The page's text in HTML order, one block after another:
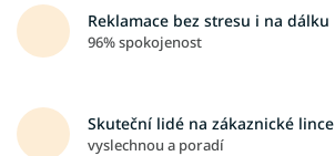
Reklamace bez stresu i na dálku
96% spokojenost
Skuteční lidé na zákaznické lince
vyslechnou a poradí